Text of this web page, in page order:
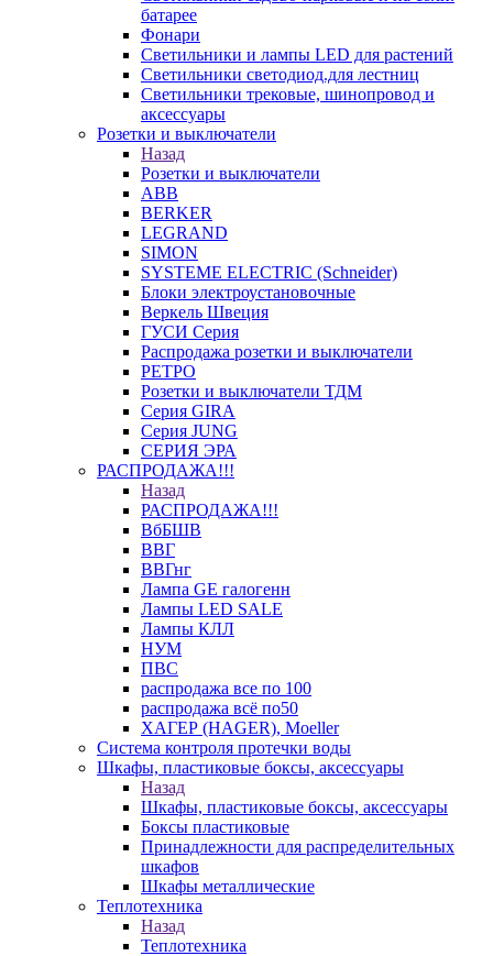
батарее
Фонари
Светильники и лампы LED для растений
Светильники светодиод.для лестниц
Светильники трековые, шинопровод и
аксессуары
Розетки и выключатели
Назад
Розетки и выключатели
ABB
BERKER
LEGRAND
SIMON
SYSTEME ELECTRIC (Schneider)
Блоки электроустановочные
Веркель Швеция
ГУСИ Серия
Распродажа розетки и выключатели
РЕТРО
Розетки и выключатели ТДМ
Серия GIRA
Серия JUNG
СЕРИЯ ЭРА
РАСПРОДАЖА!!!
Назад
РАСПРОДАЖА!!!
ВбБШВ
ВВГ
ВВГнг
Лампа GE галогенн
Лампы LED SALE
Лампы КЛЛ
НУМ
ПВС
распродажа все по 100
распродажа всё по50
ХАГЕР (HAGER), Moeller
Система контроля протечки воды
Шкафы, пластиковые боксы, аксессуары
Назад
Шкафы, пластиковые боксы, аксессуары
Боксы пластиковые
Принадлежности для распределительных
шкафов
Шкафы металлические
Теплотехника
Назад
Теплотехника